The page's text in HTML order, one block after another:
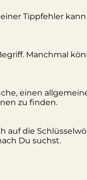
Tippfehler
Manchmal
einen
zu finden.
auf die
Du suchst.